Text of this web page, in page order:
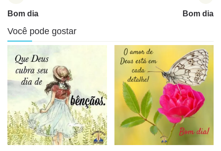
Bom dia Bom dia
Você pode gostar